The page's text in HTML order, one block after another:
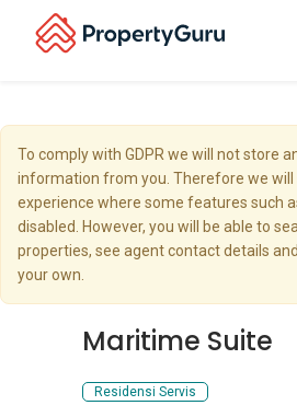
To comply with GDPR we will not store
information from you. Therefore we will
experience where some features such
disabled. However, you will be able to
properties, see agent contact details
your own.
Maritime Suite
Residensi Servis